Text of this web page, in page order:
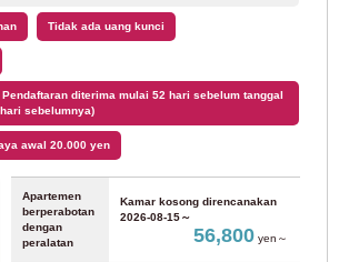
Tidak ada uang kunci
diterima mulai 52 hari sebelum tanggal
sebelumnya)
awal 20.000 yen
Apartemen
berperabotan
dengan
peralatan
Kamar kosong direncanakan
2026-08-15～
56,800yen～
(9)
(36)